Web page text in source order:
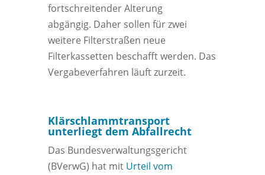
fortschreitender Alterung
abgängig. Daher sollen für zwei
weitere Filterstraßen neue
Filterkassetten beschafft werden. Das
Vergabeverfahren läuft zurzeit.
Klärschlammtransport
unterliegt dem Abfallrecht
Das Bundesverwaltungsgericht
(BVerwG) hat mit Urteil vom